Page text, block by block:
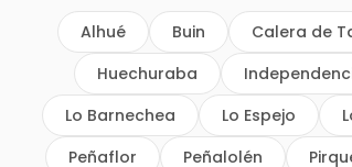
Alhué Buin Calera de
Huechuraba
Lo Barnechea
Lo Espejo
Peñaflor
Peñalolén